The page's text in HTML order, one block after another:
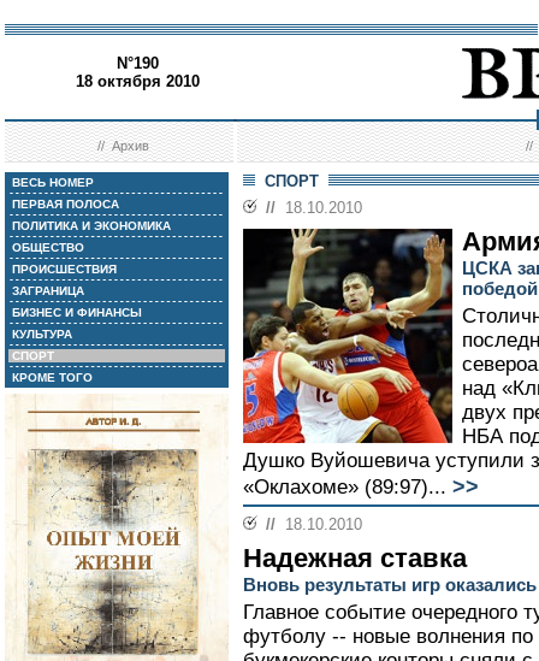
N°190
18 октября 2010
//Архив //
ВЕСЬ НОМЕР
ПЕРВАЯ ПОЛОСА
ПОЛИТИКА И ЭКОНОМИКА
ОБЩЕСТВО
ПРОИСШЕСТВИЯ
ЗАГРАНИЦА
БИЗНЕС И ФИНАНСЫ
КУЛЬТУРА
СПОРТ
КРОМЕ ТОГО
СПОРТ
// 18.10.2010
ЦСКА
над
двух
НБА
Душко Вуйошевича уступили
«Оклахоме» (89:97)... >>
// 18.10.2010
Надежная ставка
Вновь результаты игр
Главное событие очередного
футболу -- новые волнения